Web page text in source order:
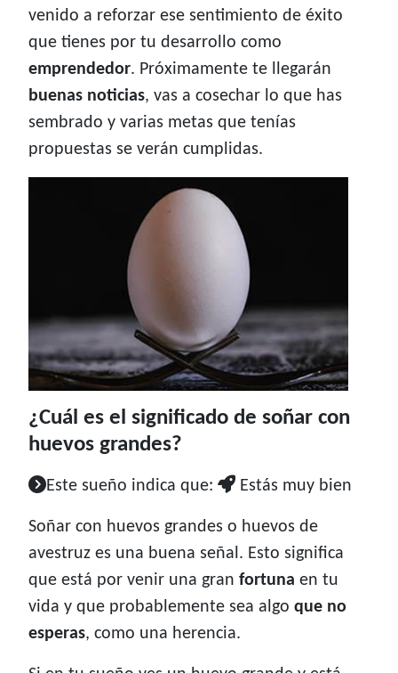
venido a reforzar ese sentimiento de éxito
que tienes por tu desarrollo como
emprendedor. Próximamente te llegarán
buenas noticias, vas a cosechar lo que has
sembrado y varias metas que tenías
propuestas se verán cumplidas.
¿Cuál es el significado de soñar con
huevos grandes?
Este sueño indica que: Estás muy bien
Soñar con huevos grandes o huevos de
avestruz es una buena señal. Esto significa
que está por venir una gran fortuna en tu
vida y que probablemente sea algo que no
esperas, como una herencia.